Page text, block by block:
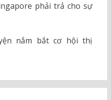
phải trả cho sự
nắm bắt cơ hội thị